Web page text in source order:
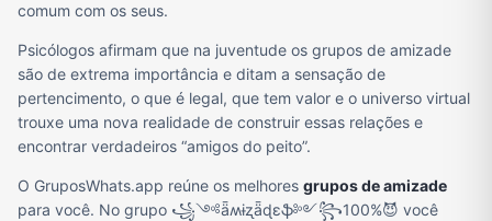
comum com os seus.
Psicólogos afirmam que na juventude os grupos de amizade
são de extrema importância e ditam a sensação de
pertencimento, o que é legal, que tem valor e o universo virtual
trouxe uma nova realidade de construir essas relações e
encontrar verdadeiros “amigos do peito”.
O GruposWhats.app reúne os melhores grupos de amizade
para você. No grupo ꧁༺ǟʍɨʐǟɖɛֆ༻꧂100%😈 você